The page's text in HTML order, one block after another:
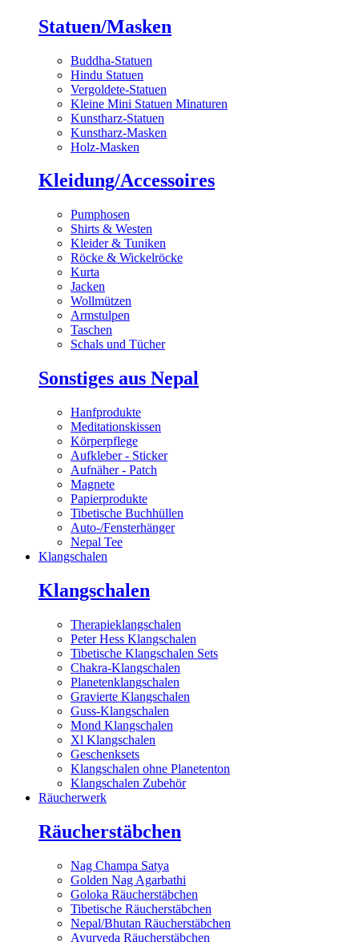
Statuen/Masken
Buddha-Statuen
Hindu Statuen
Vergoldete-Statuen
Kleine Mini Statuen Minaturen
Kunstharz-Statuen
Kunstharz-Masken
Holz-Masken
Kleidung/Accessoires
Pumphosen
Shirts & Westen
Kleider & Tuniken
Röcke & Wickelröcke
Kurta
Jacken
Wollmützen
Armstulpen
Taschen
Schals und Tücher
Sonstiges aus Nepal
Hanfprodukte
Meditationskissen
Körperpflege
Aufkleber - Sticker
Aufnäher - Patch
Magnete
Papierprodukte
Tibetische Buchhüllen
Auto-/Fensterhänger
Nepal Tee
Klangschalen
Klangschalen
Therapieklangschalen
Peter Hess Klangschalen
Tibetische Klangschalen Sets
Chakra-Klangschalen
Planetenklangschalen
Gravierte Klangschalen
Guss-Klangschalen
Mond Klangschalen
Xl Klangschalen
Geschenksets
Klangschalen ohne Planetenton
Klangschalen Zubehör
Räucherwerk
Räucherstäbchen
Nag Champa Satya
Golden Nag Agarbathi
Goloka Räucherstäbchen
Tibetische Räucherstäbchen
Nepal/Bhutan Räucherstäbchen
Ayurveda Räucherstäbchen